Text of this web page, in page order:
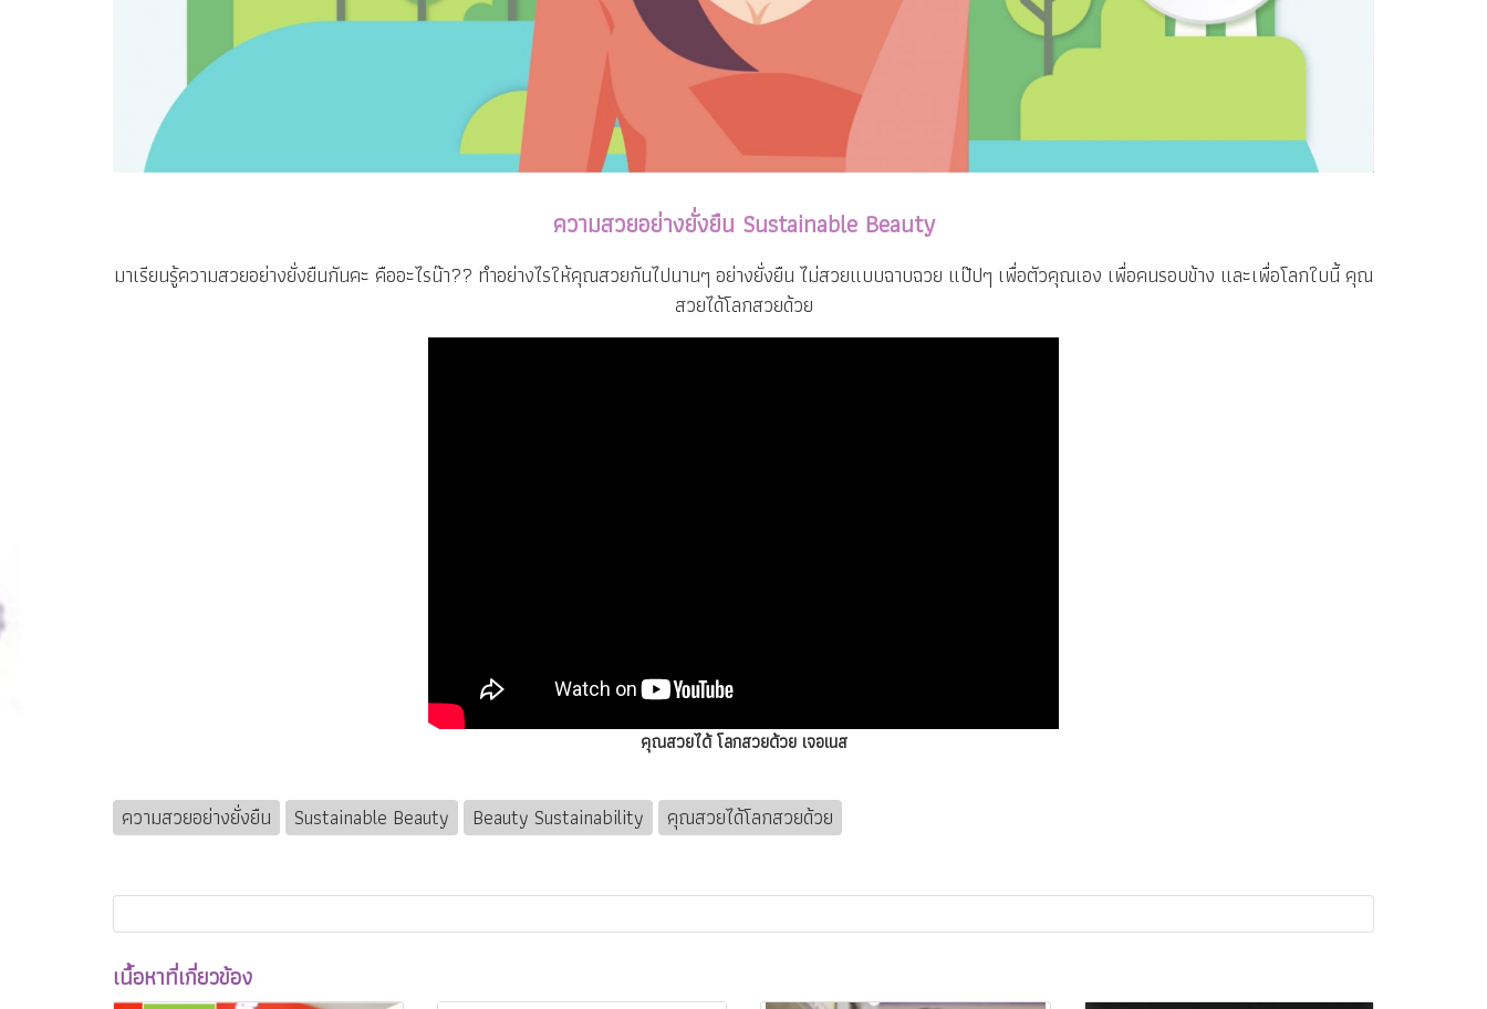
ความสวยอย่างยั่งยืน Sustainable Beauty
มาเรียนรู้ความสวยอย่างยั่งยืนกันคะ คืออะไรน๊า?? ทำอย่างไรให้คุณสวยกันไปนานๆ อย่างยั่งยืน ไม่สวยแบบฉาบฉวย แป๊ปๆ เพื่อตัวคุณเอง เพื่อคนรอบข้าง และเพื่อโลกใบนี้ คุณ
สวยได้โลกสวยด้วย
ความสวยอย่างยั่งยืน (SustainableBeauty)
คุณสวยได้ โลกสวยด้วย เจอเนส
ความสวยอย่างยั่งยืน Sustainable Beauty Beauty Sustainability คุณสวยได้โลกสวยด้วย
เนื้อหาที่เกี่ยวข้อง